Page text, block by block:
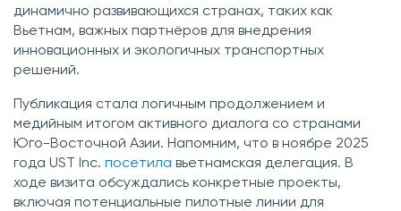
динамично развивающихся странах, таких как
Вьетнам, важных партнёров для внедрения
инновационных и экологичных транспортных
решений.
Публикация стала логичным продолжением и
медийным итогом активного диалога со странами
Юго-Восточной Азии. Напомним, что в ноябре 2025
года UST Inc. посетила вьетнамская делегация. В
ходе визита обсуждались конкретные проекты,
включая потенциальные пилотные линии для